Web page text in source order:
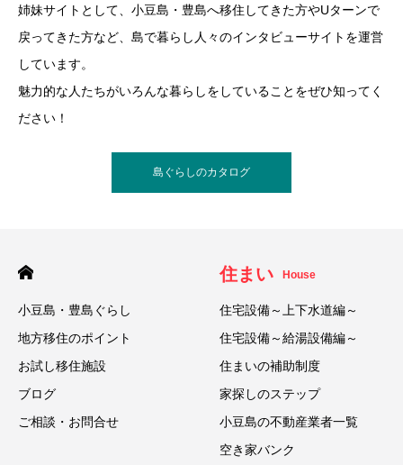
姉妹サイトとして、小豆島・豊島へ移住してきた方やUターンで
戻ってきた方など、島で暮らし人々のインタビューサイトを運営
しています。
魅力的な人たちがいろんな暮らしをしていることをぜひ知ってく
ださい！
島ぐらしのカタログ
小豆島・豊島ぐらし
地方移住のポイント
お試し移住施設
ブログ
ご相談・お問合せ
住まい House
住宅設備～上下水道編～
住宅設備～給湯設備編～
住まいの補助制度
家探しのステップ
小豆島の不動産業者一覧
空き家バンク